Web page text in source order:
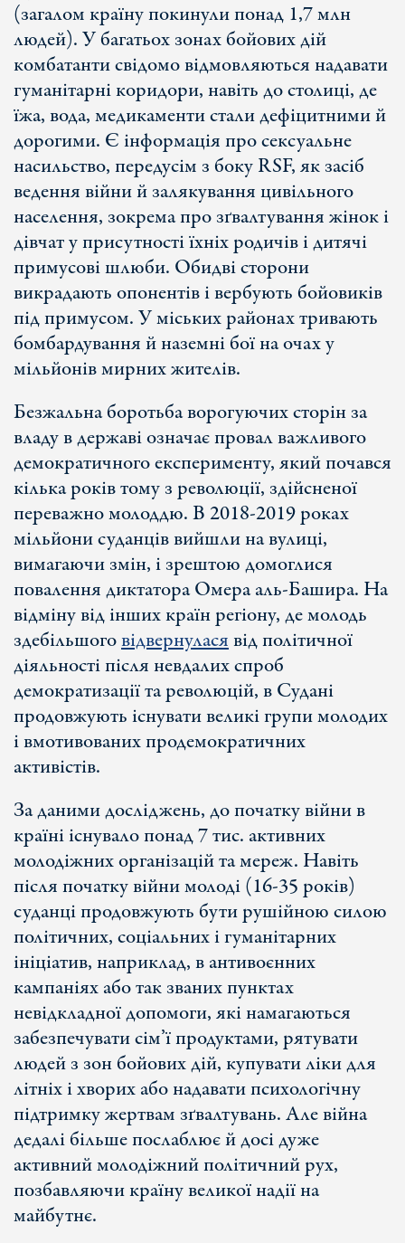
(загалом країну покинули понад 1,7 млн
людей). У багатьох зонах бойових дій
комбатанти свідомо відмовляються надавати
гуманітарні коридори, навіть до столиці, де
їжа, вода, медикаменти стали дефіцитними й
дорогими. Є інформація про сексуальне
насильство, передусім з боку RSF, як засіб
ведення війни й залякування цивільного
населення, зокрема про зґвалтування жінок і
дівчат у присутності їхніх родичів і дитячі
примусові шлюби. Обидві сторони
викрадають опонентів і вербують бойовиків
під примусом. У міських районах тривають
бомбардування й наземні бої на очах у
мільйонів мирних жителів.
Безжальна боротьба ворогуючих сторін за
владу в державі означає провал важливого
демократичного експерименту, який почався
кілька років тому з революції, здійсненої
переважно молоддю. В 2018-2019 роках
мільйони суданців вийшли на вулиці,
вимагаючи змін, і зрештою домоглися
повалення диктатора Омера аль-Башира. На
відміну від інших країн регіону, де молодь
здебільшоговідвернуласявід політичної
діяльності після невдалих спроб
демократизації та революцій, в Судані
продовжують існувати великі групи молодих
і вмотивованих продемократичних
активістів.
За даними досліджень, до початку війни в
країні існувало понад 7 тис. активних
молодіжних організацій та мереж. Навіть
після початку війни молоді (16-35 років)
суданці продовжують бути рушійною силою
політичних, соціальних і гуманітарних
ініціатив, наприклад, в антивоєнних
кампаніях або так званих пунктах
невідкладної допомоги, які намагаються
забезпечувати сім’ї продуктами, рятувати
людей з зон бойових дій, купувати ліки для
літніх і хворих або надавати психологічну
підтримку жертвам зґвалтувань. Але війна
дедалі більше послаблює й досі дуже
активний молодіжний політичний рух,
позбавляючи країну великої надії на
майбутнє.